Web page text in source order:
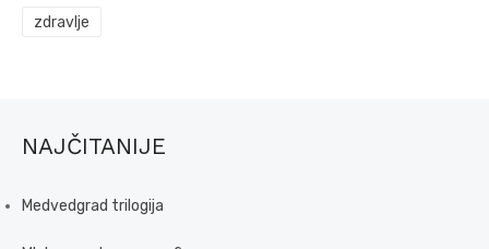
zdravlje
NAJČITANIJE
Medvedgrad trilogija